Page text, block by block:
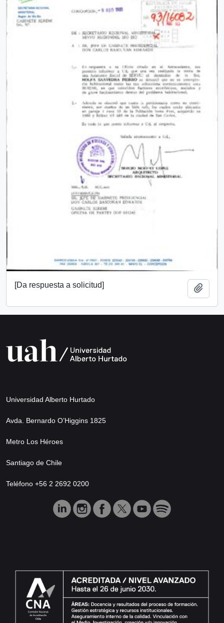
[Da respuesta a solicitud]
Universidad Alberto Hurtado
Avda. Bernardo O’Higgins 1825
Metro Los Héroes
Santiago de Chile
Teléfono +56 2 2692 0200